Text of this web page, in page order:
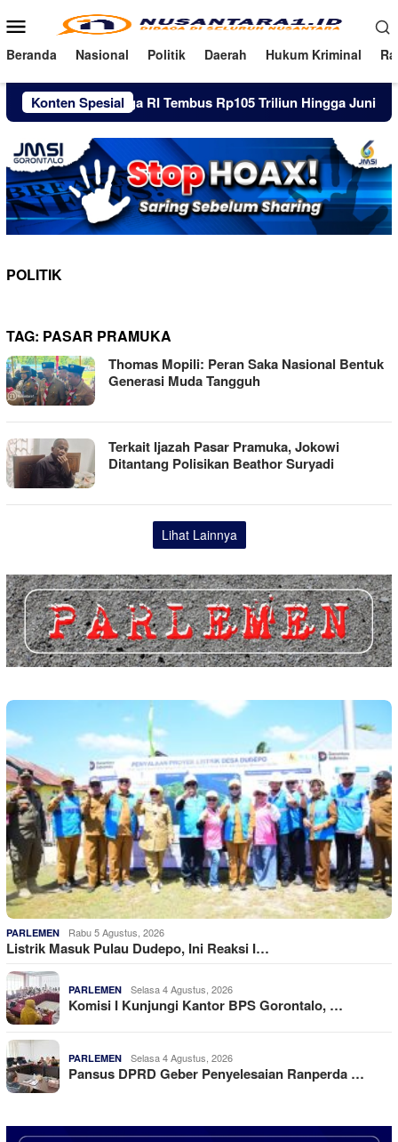
ke
konten
Menu
Mobile
Beranda Nasional Politik Daerah Hukum Kriminal
Konten Spesial
Pinjol Warga RI Tembus Rp105 Triliun Hingga Juni 2026
POLITIK
TAG: PASAR PRAMUKA
Thomas Mopili: Peran Saka Nasional Bentuk
Generasi Muda Tangguh
Terkait Ijazah Pasar Pramuka, Jokowi
Ditantang Polisikan Beathor Suryadi
Lihat Lainnya
PARLEMEN Rabu 5 Agustus, 2026
Listrik Masuk Pulau Dudepo, Ini Reaksi I…
PARLEMEN Selasa 4 Agustus, 2026
Komisi I Kunjungi Kantor BPS Gorontalo, …
PARLEMEN Selasa 4 Agustus, 2026
Pansus DPRD Geber Penyelesaian Ranperda …